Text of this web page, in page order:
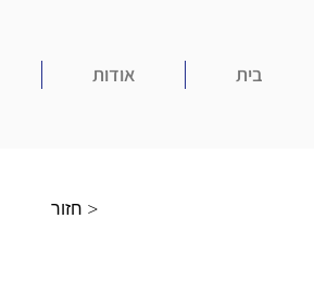
בית אודות
חזור >